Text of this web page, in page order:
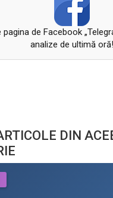
de Facebook
analize de ultimă oră!
DIN